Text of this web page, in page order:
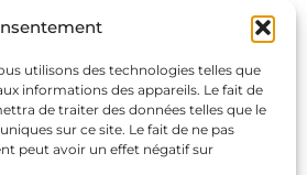
utilisons des technologies telles que
informations des appareils. Le fait de
de traiter des données telles que le
sur ce site. Le fait de ne pas
peut avoir un effet négatif sur